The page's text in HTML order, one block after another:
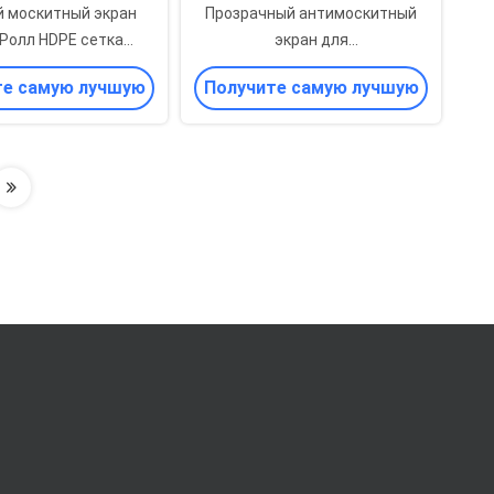
москитный экран
HDPE сетка
размеры сетки Для
окон
самую лучшую
Прозрачный антимоскитный
экран для
сельскохозяйственных теплиц
Получите самую лучшую